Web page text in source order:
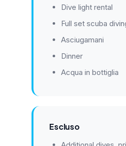
Dive light rental
Full set scuba
Asciugamani
Dinner
Acqua in bottiglia
Escluso